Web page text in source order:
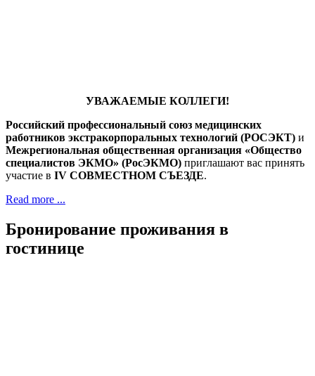
УВАЖАЕМЫЕ КОЛЛЕГИ!
Российский профессиональный союз медицинских
работников экстракорпоральных технологий (РОСЭКТ) и
Межрегиональная общественная организация «Общество
специалистов ЭКМО» (РосЭКМО) приглашают вас принять
участие в IV СОВМЕСТНОМ СЪЕЗДЕ.
Read more ...
Бронирование проживания в
гостинице